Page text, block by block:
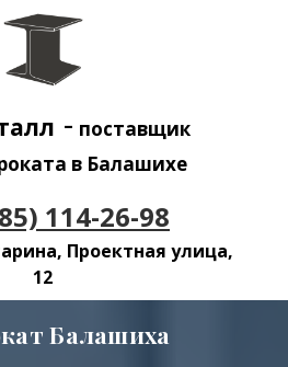
- поставщик
в Балашихе
114-26-98
Проектная улица,
12
Балашиха